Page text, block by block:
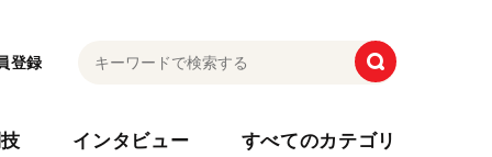
登録
インタビュー すべてのカテゴリ